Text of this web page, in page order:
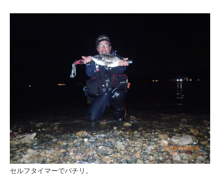
セルフタイマーでパチリ。